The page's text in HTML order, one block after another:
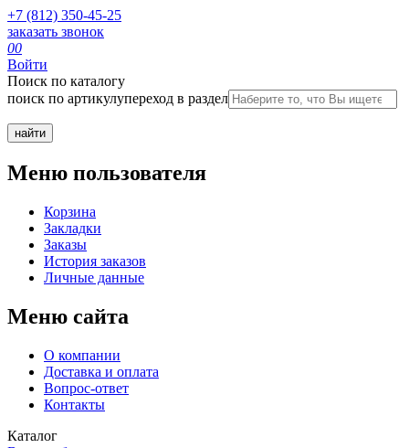
+7 (812) 350-45-25
заказать звонок
00
Войти
Поиск по каталогу
поиск по артикулупереход в раздел
Меню пользователя
Корзина
Закладки
Заказы
История заказов
Личные данные
Меню сайта
О компании
Доставка и оплата
Вопрос-ответ
Контакты
Каталог